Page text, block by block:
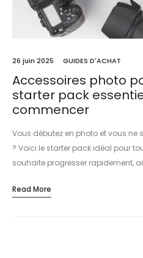
26 juin 2025 GUIDES D'ACHAT
Accessoires photo
starter pack
commencer
Vous débutez en photo et vous
? Voici le starter pack idéal pour
souhaite progresser rapidement,
Read More